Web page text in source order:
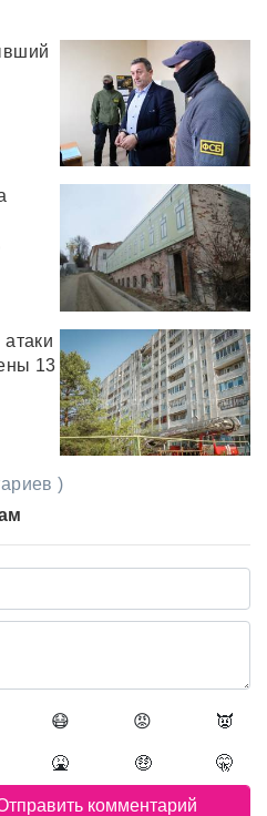
13
)
😷 😡 👿
🤮 🤑 🤫